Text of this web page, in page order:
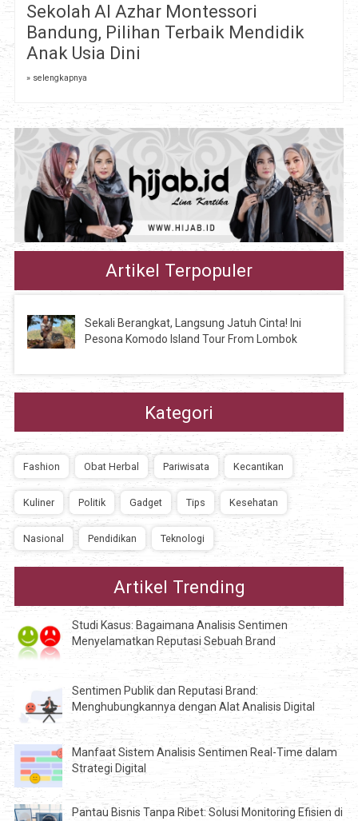
Sekolah Al Azhar Montessori
Bandung, Pilihan Terbaik Mendidik
Anak Usia Dini
» selengkapnya
Artikel Terpopuler
Sekali Berangkat, Langsung Jatuh Cinta! Ini
Pesona Komodo Island Tour From Lombok
Kategori
Fashion Obat Herbal Pariwisata Kecantikan
Kuliner Politik Gadget Tips Kesehatan
Nasional Pendidikan Teknologi
Artikel Trending
Studi Kasus: Bagaimana Analisis Sentimen
Menyelamatkan Reputasi Sebuah Brand
Sentimen Publik dan Reputasi Brand:
Menghubungkannya dengan Alat Analisis Digital
Manfaat Sistem Analisis Sentimen Real-Time dalam
Strategi Digital
Pantau Bisnis Tanpa Ribet: Solusi Monitoring Efisien di